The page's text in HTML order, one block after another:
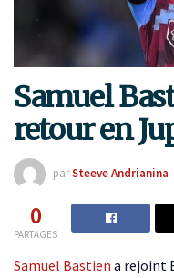
Samuel
retour en
parSteeve Andrianina
0
PARTAGES
Samuel Bastien a rejoint